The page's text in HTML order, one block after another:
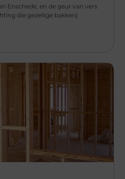
Enschede, en de geur van vers
die gezellige bakkerij